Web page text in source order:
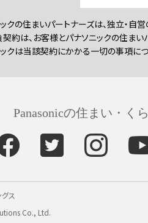
クの住まいパートナーズは、独立・自営
約は、お客様とパナソニックの住まい
クは当該契約にかかる一切の事項につ
Panasonicの住まい・く
ス
Co., Ltd.